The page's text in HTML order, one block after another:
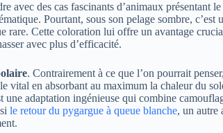
avec des cas fascinants d’animaux présentant
Pourtant, sous son pelage sombre,
rare. Cette coloration lui offre un avantage
avec plus d’efficacité.
. Contrairement à ce que l’on pourrait
vital en absorbant au maximum la chaleur du
une adaptation ingénieuse qui combine
le retour du pygargue à queue blanche, un autre